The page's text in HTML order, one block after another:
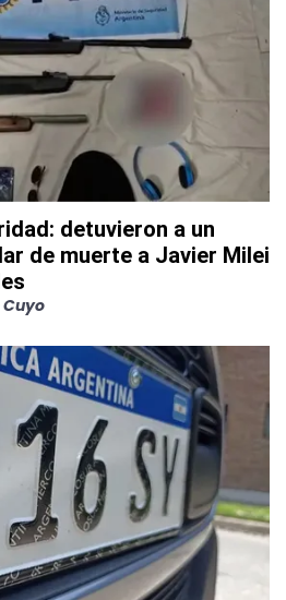
detuvieron a un
de muerte a Javier Milei